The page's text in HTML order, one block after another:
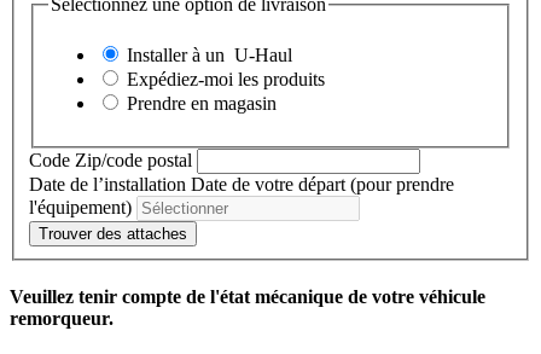
Sélectionnez une option de livraison
Installer à un U-Haul
Expédiez-moi les produits
Prendre en magasin
Code Zip/code postal
Date de l’installation Date de votre départ (pour prendre
l'équipement)
Trouver des attaches
Veuillez tenir compte de l'état mécanique de votre véhicule
remorqueur.